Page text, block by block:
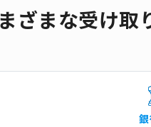
ざまな受け取